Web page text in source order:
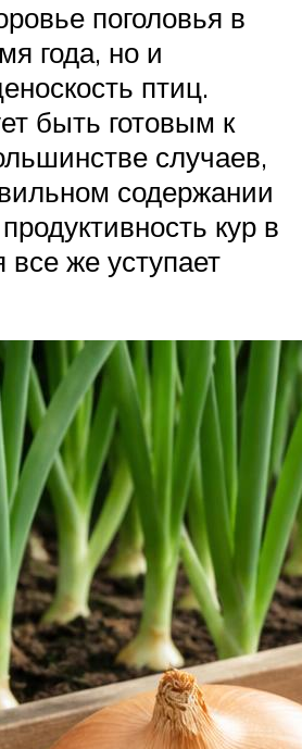
поголовья в
года, но и
птиц.
быть готовым к
случаев,
содержании
кур в
же уступает